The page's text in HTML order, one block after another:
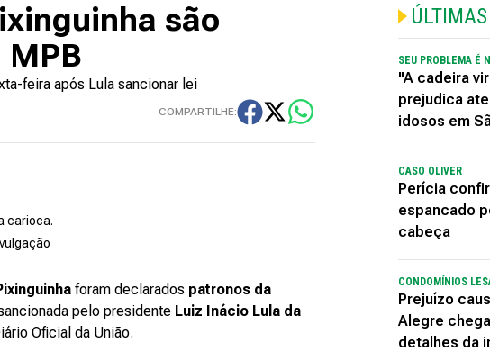
são
feira após Lula sancionar lei
COMPARTILHE:
carioca.
foram declarados patronos da
pelo presidente Luiz Inácio Lula da
Oficial da União.
SEU PROBLEMA É
"A cadeira
prejudica
idosos em
CASO OLIVER
Perícia
espancado
cabeça
CONDOMÍNIOS
Prejuízo
Alegre
detalhes da